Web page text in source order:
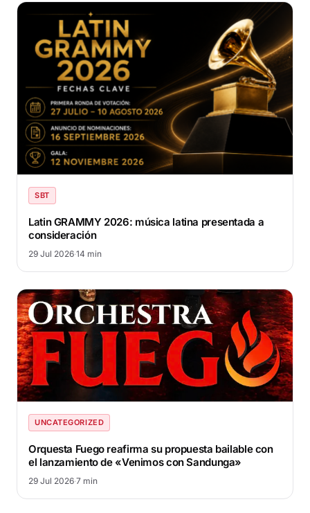
SBT
Latin GRAMMY 2026: música latina presentada a
consideración
29 Jul 2026·14 min
UNCATEGORIZED
Orquesta Fuego reafirma su propuesta bailable con
el lanzamiento de «Venimos con Sandunga»
29 Jul 2026·7 min